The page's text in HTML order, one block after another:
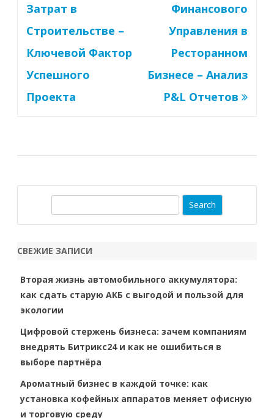
записям
Затрат в
Строительстве –
Ключевой Фактор
Успешного
Проекта
Финансового
Управления в
Ресторанном
Бизнесе – Анализ
P&L Отчетов
r
h
СВЕЖИЕ ЗАПИСИ
Вторая жизнь автомобильного аккумулятора:
как сдать старую АКБ с выгодой и пользой для
экологии
Цифровой стержень бизнеса: зачем компаниям
внедрять Битрикс24 и как не ошибиться в
выборе партнёра
Ароматный бизнес в каждой точке: как
установка кофейных аппаратов меняет офисную
и торговую среду